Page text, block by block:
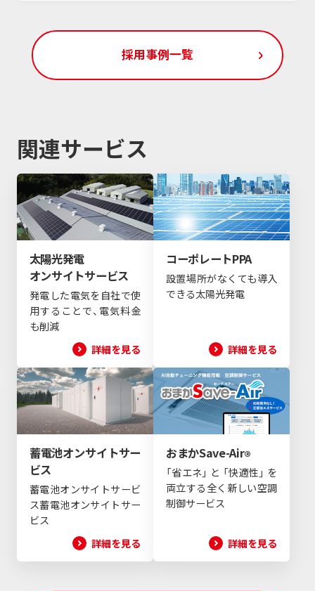
採用事例一覧
関連サービス
太陽光発電
オンサイトサービス
発電した電気を自社で使
用することで、電気料金
も削減
詳細を見る
コーポレートPPA
設置場所がなくても導入
できる太陽光発電
詳細を見る
蓄電池オンサイトサー
ビス
蓄電池オンサイトサービ
ス蓄電池オンサイトサー
ビス
詳細を見る
おまかSave-Air®
「省エネ」 と 「快適性」 を
両立する全く新しい空調
制御サービス
詳細を見る